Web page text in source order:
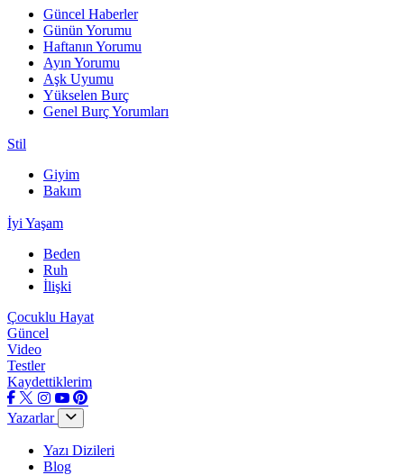
Güncel Haberler
Günün Yorumu
Haftanın Yorumu
Ayın Yorumu
Aşk Uyumu
Yükselen Burç
Genel Burç Yorumları
Stil
Giyim
Bakım
İyi Yaşam
Beden
Ruh
İlişki
Çocuklu Hayat
Güncel
Video
Testler
Kaydettiklerim
Yazarlar
Yazı Dizileri
Blog